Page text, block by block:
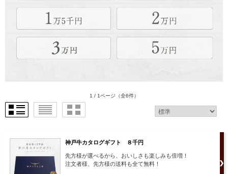
1 / 1ページ （全6件）
神戸牛カタログギフト ８千円
先方様が選べるから、おいしさも楽しみも倍増！
注文者様、先方様の送料も全て無料！